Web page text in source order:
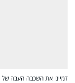
דמיינו את השכבה העבה